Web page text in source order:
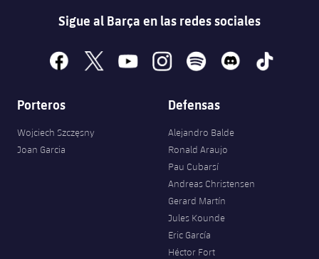
Sigue al Barça en las redes sociales
facebook
x youtubeinstagramspotify discord tiktok
Porteros
Wojciech Szczęsny
Joan Garcia
Defensas
Alejandro Balde
Ronald Araujo
Pau Cubarsí
Andreas Christensen
Gerard Martín
Jules Kounde
Eric García
Héctor Fort